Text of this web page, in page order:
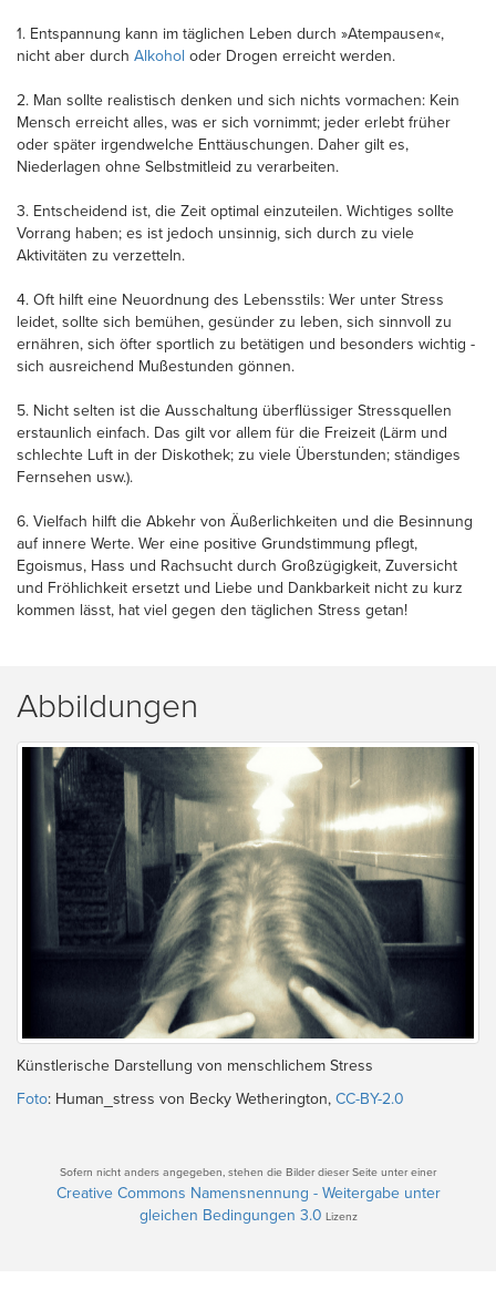
1. Entspannung kann im täglichen Leben durch »Atempausen«,
nicht aber durch Alkohol oder Drogen erreicht werden.
2. Man sollte realistisch denken und sich nichts vormachen: Kein
Mensch erreicht alles, was er sich vornimmt; jeder erlebt früher
oder später irgendwelche Enttäuschungen. Daher gilt es,
Niederlagen ohne Selbstmitleid zu verarbeiten.
3. Entscheidend ist, die Zeit optimal einzuteilen. Wichtiges sollte
Vorrang haben; es ist jedoch unsinnig, sich durch zu viele
Aktivitäten zu verzetteln.
4. Oft hilft eine Neuordnung des Lebensstils: Wer unter Stress
leidet, sollte sich bemühen, gesünder zu leben, sich sinnvoll zu
ernähren, sich öfter sportlich zu betätigen und besonders wichtig -
sich ausreichend Mußestunden gönnen.
5. Nicht selten ist die Ausschaltung überflüssiger Stressquellen
erstaunlich einfach. Das gilt vor allem für die Freizeit (Lärm und
schlechte Luft in der Diskothek; zu viele Überstunden; ständiges
Fernsehen usw.).
6. Vielfach hilft die Abkehr von Äußerlichkeiten und die Besinnung
auf innere Werte. Wer eine positive Grundstimmung pflegt,
Egoismus, Hass und Rachsucht durch Großzügigkeit, Zuversicht
und Fröhlichkeit ersetzt und Liebe und Dankbarkeit nicht zu kurz
kommen lässt, hat viel gegen den täglichen Stress getan!
Abbildungen
Künstlerische Darstellung von menschlichem Stress
Foto: Human_stress von Becky Wetherington, CC-BY-2.0
Sofern nicht anders angegeben, stehen die Bilder dieser Seite unter einer
Creative Commons Namensnennung - Weitergabe unter
gleichen Bedingungen 3.0 Lizenz